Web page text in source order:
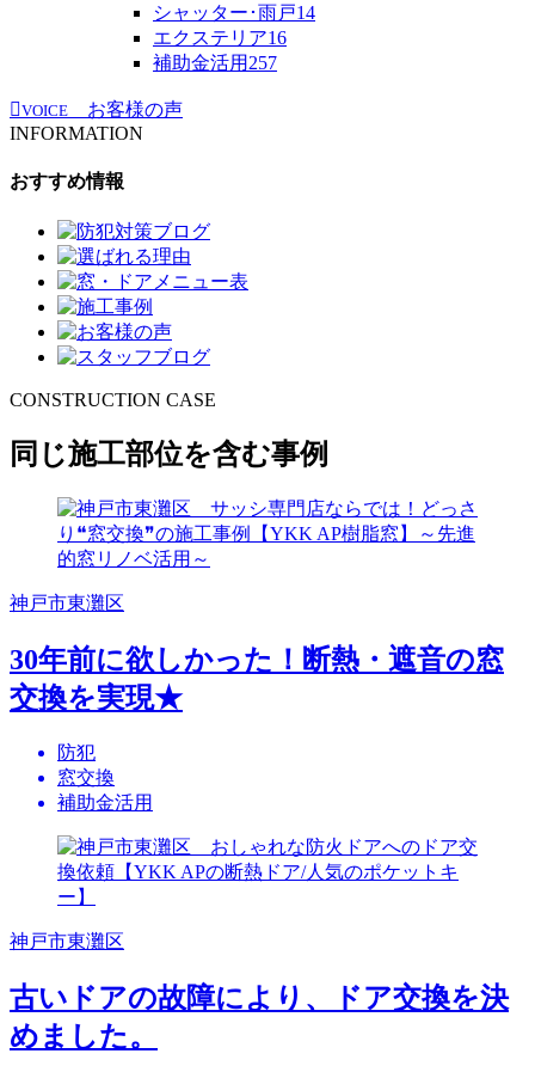
シャッター･雨戸14
エクステリア16
補助金活用 257
VOICE
お客様の声
INFORMATION
おすすめ情報
CONSTRUCTION CASE
同じ施工部位を含む事例
神戸市東灘区
30年前に欲しかった！断熱・遮音の窓
交換を実現★
防犯
窓交換
補助金活用
神戸市東灘区
古いドアの故障により、ドア交換を決
めました。